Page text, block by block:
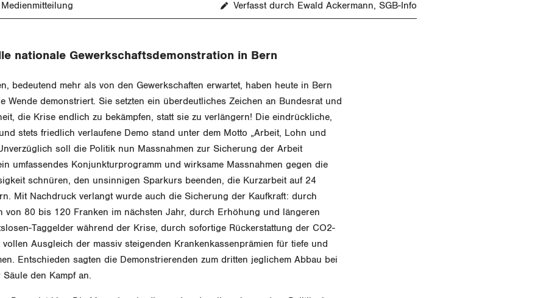
Medienmitteilung Verfasst durch Ewald Ackermann, SGB-Info
nationale Gewerkschaftsdemonstration in Bern
bedeutend mehr als von den Gewerkschaften erwartet, haben heute in Bern
Wende demonstriert. Sie setzten ein überdeutliches Zeichen an Bundesrat und
die Krise endlich zu bekämpfen, statt sie zu verlängern! Die eindrückliche,
stets friedlich verlaufene Demo stand unter dem Motto „Arbeit, Lohn und
soll die Politik nun Massnahmen zur Sicherung der Arbeit
umfassendes Konjunkturprogramm und wirksame Massnahmen gegen die
schnüren, den unsinnigen Sparkurs beenden, die Kurzarbeit auf 24
Mit Nachdruck verlangt wurde auch die Sicherung der Kaufkraft: durch
von 80 bis 120 Franken im nächsten Jahr, durch Erhöhung und längeren
Taggelder während der Krise, durch sofortige Rückerstattung der CO2-
Ausgleich der massiv steigenden Krankenkassenprämien für tiefe und
Entschieden sagten die Demonstrierenden zum dritten jeglichem Abbau bei
den Kampf an.